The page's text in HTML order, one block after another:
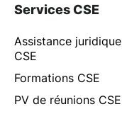
Services CSE
Assistance juridique
CSE
Formations CSE
PV de réunions CSE